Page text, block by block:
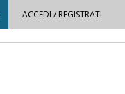
ACCEDI / REGISTRATI